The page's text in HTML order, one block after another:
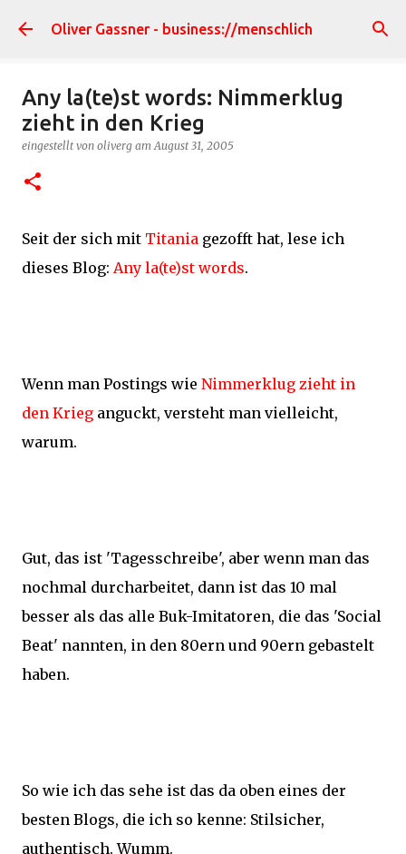
Direkt zum Hauptbereich
Oliver Gassner - business://menschlich
Any la(te)st words: Nimmerklug
zieht in den Krieg
eingestellt von oliverg amAugust 31, 2005
Seit der sich mit Titania gezofft hat, lese ich
dieses Blog: Any la(te)st words.
Wenn man Postings wie Nimmerklug zieht in
den Krieg anguckt, versteht man vielleicht,
warum.
Gut, das ist 'Tagesschreibe', aber wenn man das
nochmal durcharbeitet, dann ist das 10 mal
besser als das alle Buk-Imitatoren, die das 'Social
Beat' nannten, in den 80ern und 90ern gebastelt
haben.
So wie ich das sehe ist das da oben eines der
besten Blogs, die ich so kenne: Stilsicher,
authentisch. Wumm.